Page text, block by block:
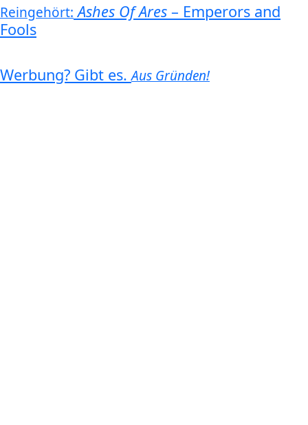
Reingehört: Ashes Of Ares – Emperors and
Fools
Werbung? Gibt es.Aus Gründen!